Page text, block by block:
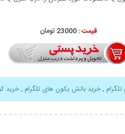
قیمت :23000 تومان
,خرید بالش یکون های تلگرام ,خرید